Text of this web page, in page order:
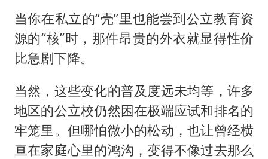
当你在私立的“壳”里也能尝到公立教育资
源的“核”时，那件昂贵的外衣就显得性价
比急剧下降。
当然，这些变化的普及度远未均等，许多
地区的公立校仍然困在极端应试和排名的
牢笼里。但哪怕微小的松动，也让曾经横
亘在家庭心里的鸿沟，变得不像过去那么